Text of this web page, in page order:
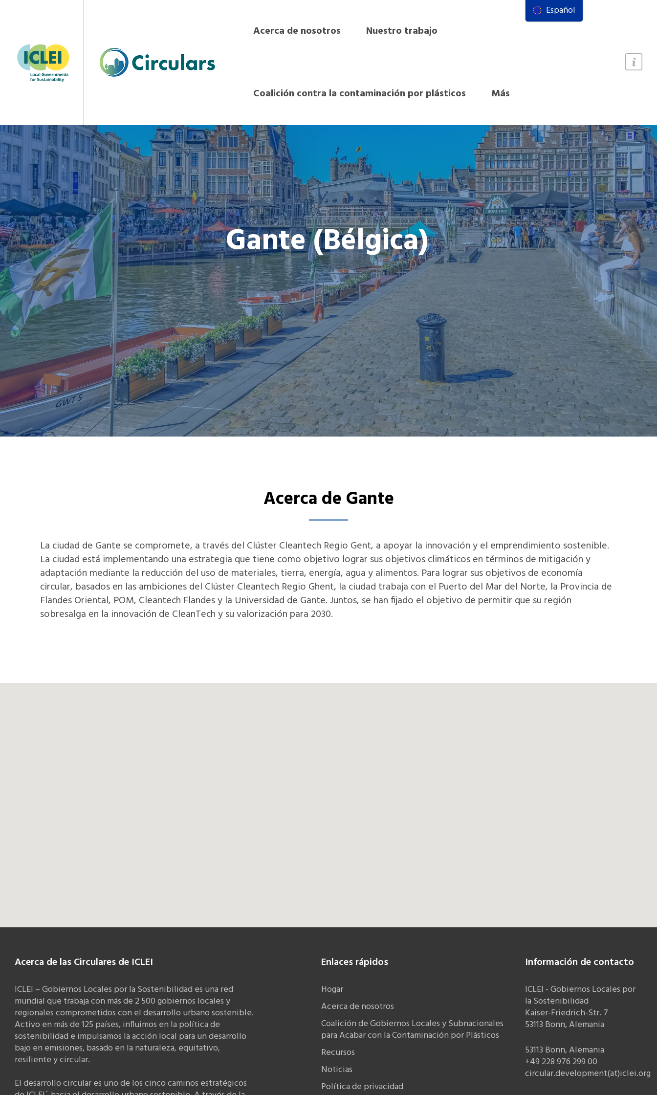
Acerca de nosotros Nuestro trabajo
Coalición contra la contaminación por plásticos Más
Gante (Bélgica)
Acerca de Gante
La ciudad de Gante se compromete, a través del Clúster Cleantech Regio Gent, a apoyar la innovación y el emprendimiento sostenible.
La ciudad está implementando una estrategia que tiene como objetivo lograr sus objetivos climáticos en términos de mitigación y
adaptación mediante la reducción del uso de materiales, tierra, energía, agua y alimentos. Para lograr sus objetivos de economía
circular, basados en las ambiciones del Clúster Cleantech Regio Ghent, la ciudad trabaja con el Puerto del Mar del Norte, la Provincia de
Flandes Oriental, POM, Cleantech Flandes y la Universidad de Gante. Juntos, se han fijado el objetivo de permitir que su región
sobresalga en la innovación de CleanTech y su valorización para 2030.
Acerca de las Circulares de ICLEI
ICLEI – Gobiernos Locales por la Sostenibilidad es una red
mundial que trabaja con más de 2 500 gobiernos locales y
regionales comprometidos con el desarrollo urbano sostenible.
Activo en más de 125 países, influimos en la política de
sostenibilidad e impulsamos la acción local para un desarrollo
bajo en emisiones, basado en la naturaleza, equitativo,
resiliente y circular.
El desarrollo circular es uno de los cinco caminos estratégicos
Enlaces rápidos
Hogar
Acerca de nosotros
Coalición de Gobiernos Locales y Subnacionales
para Acabar con la Contaminación por Plásticos
Recursos
Noticias
Política de privacidad
Información de contacto
ICLEI - Gobiernos Locales por
la Sostenibilidad
Kaiser-Friedrich-Str. 7
53113 Bonn, Alemania
53113 Bonn, Alemania
+49 228 976 299 00
circular.development(at)iclei.org
Español